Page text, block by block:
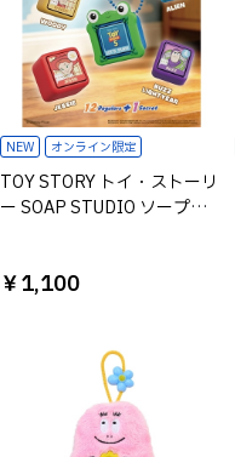
NEW オンライン限定
TOY STORY トイ・ストーリ
ー SOAP STUDIO ソープス
￥1,100